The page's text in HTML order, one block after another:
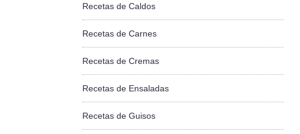
Recetas de Caldos
Recetas de Carnes
Recetas de Cremas
Recetas de Ensaladas
Recetas de Guisos